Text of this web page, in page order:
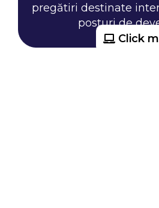
pregătiri destinate
posturi de
Click